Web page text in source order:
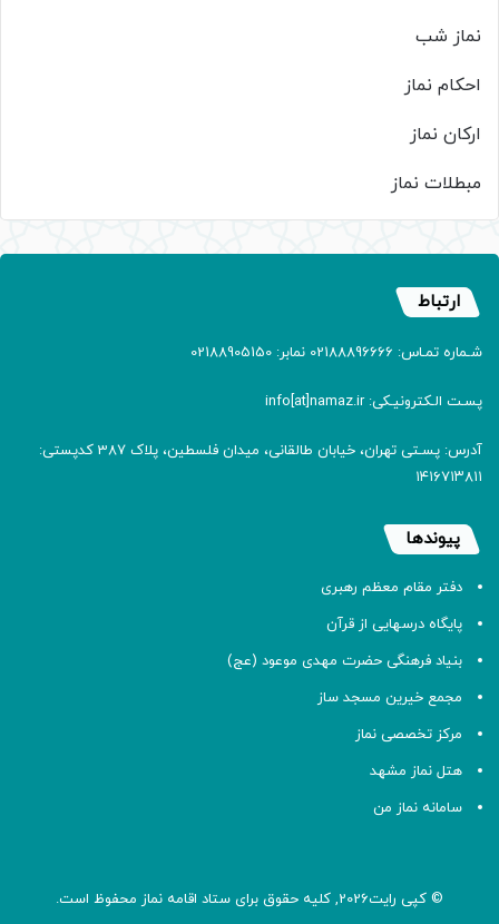
نماز شب
احکام نماز
ارکان نماز
مبطلات نماز
ارتباط
شـماره تمـاس: 02188896666 نمابر: 02188905150
پسـت الـکترونیـکی: info[at]namaz.ir
آدرس: پسـتی تهران، خیابان طالقانی، میدان فلسطین، پلاک 387 کدپستی:
۱۴۱۶۷۱۳۸۱۱
پیوندها
دفتر مقام معظم رهبری
پایگاه درسهایی از قرآن
بنیاد فرهنگی حضرت مهدی موعود (عج)
مجمع خیرین مسجد ساز
مرکز تخصصی نماز
هتل نماز مشهد
سامانه نماز من
© کپی رایت2026, کلیه حقوق برای ستاد اقامه نماز محفوظ است.